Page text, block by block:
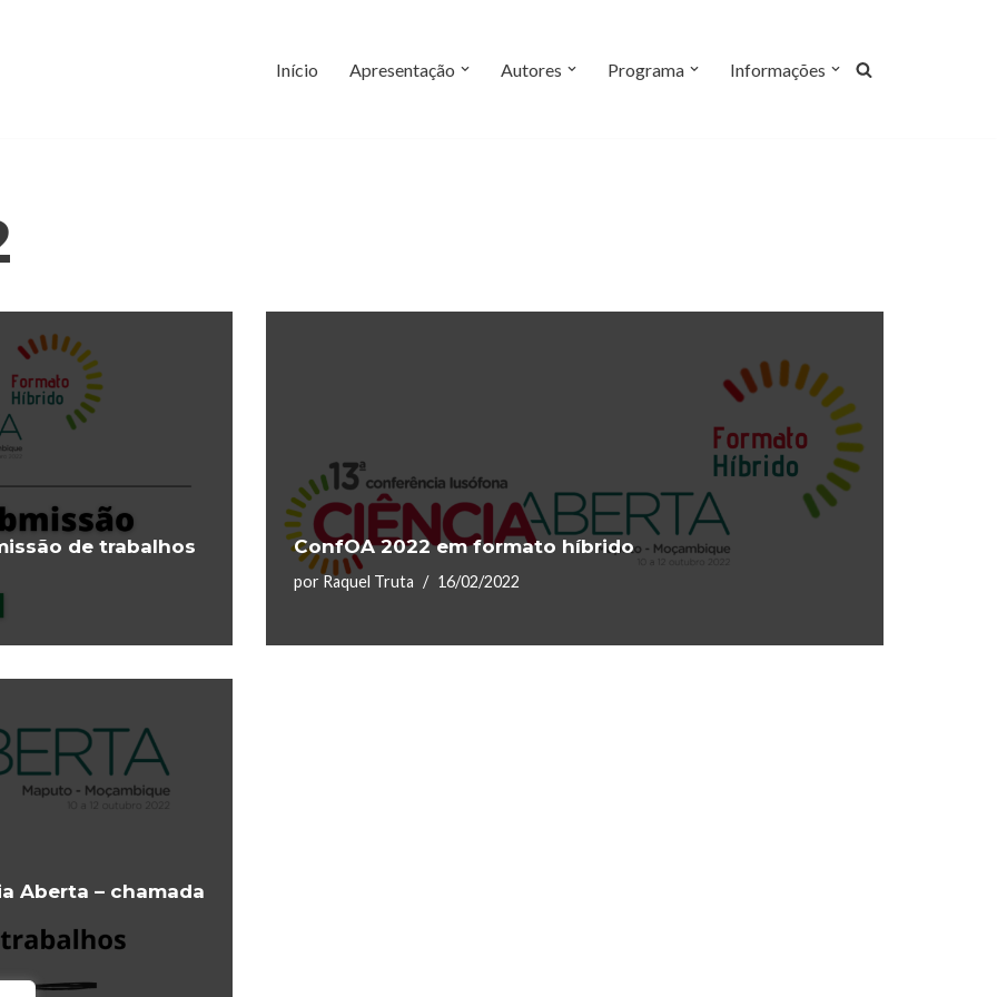
Início Apresentação Autores Programa Informações
de trabalhos ConfOA 2022 em formato híbrido
por Raquel Truta 16/02/2022
Aberta – chamada